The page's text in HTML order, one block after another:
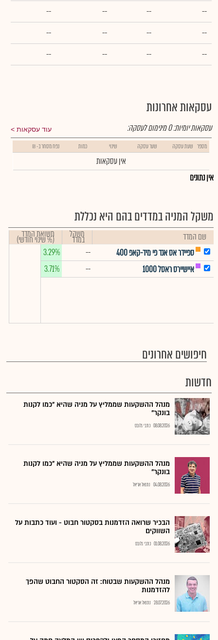
--
--
--
--
--
--
--
--
--
--
--
--
עסקאות אחרונות
עוד עסקאות עסקאות יומיות:0מינימום לעסקה:
מספר שעת עסקה שער עסקה שינוי כמות נפח מסחר ב- ₪
אין עסקאות
אין נתונים
משקל המניה במדדים בהם היא נכללת
שם המדד משקל
במדד תשואת המדד
(% שינוי חודשי)
ספיידר אס אנד פי מיד-קאפ 400
--
3.29%
איישיירס ראסל 1000
--
3.71%
חיפושים אחרונים
חדשות
מנהל ההשקעות שממליץ על מניה שהיא "כמו לקנות
בונקר"
08.08.2026 כתבי גלובס
מנהל ההשקעות שממליץ על מניה שהיא "כמו לקנות
בונקר"
04.08.2026 נתנאל אריאל
הבכיר שרואה הזדמנות בסקטור חבוט - ועוד כתבות על
השווקים
01.08.2026 כתבי גלובס
מנהל ההשקעות שבטוח: זה הסקטור החבוט שהפך
להזדמנות
28.07.2026 נתנאל אריאל